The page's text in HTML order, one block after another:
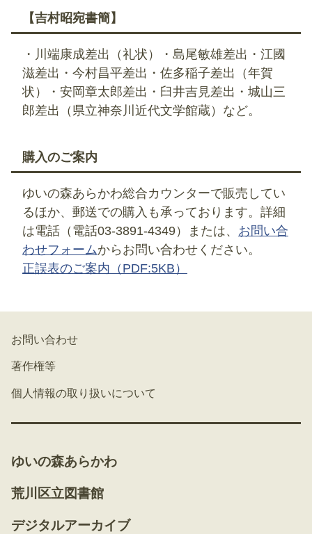
【吉村昭宛書簡】
・川端康成差出（礼状）・島尾敏雄差出・江國
滋差出・今村昌平差出・佐多稲子差出（年賀
状）・安岡章太郎差出・臼井吉見差出・城山三
郎差出（県立神奈川近代文学館蔵）など。
購入のご案内
ゆいの森あらかわ総合カウンターで販売してい
るほか、郵送での購入も承っております。詳細
は電話（電話03-3891-4349）または、 お問い合
わせフォームからお問い合わせください。
正誤表のご案内 （PDF:5KB）
お問い合わせ
著作権等
個人情報の取り扱いについて
ゆいの森あらかわ
荒川区立図書館
デジタルアーカイブ